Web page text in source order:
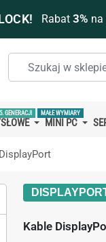
Rabat 3% na
GENERACJI
MINI PC
MAŁE WYMIARY
DisplayPort
Kable